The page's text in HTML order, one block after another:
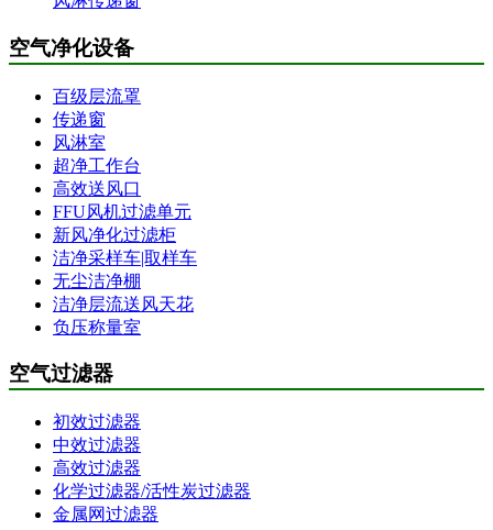
空气净化设备
百级层流罩
传递窗
风淋室
超净工作台
高效送风口
FFU风机过滤单元
新风净化过滤柜
洁净采样车|取样车
无尘洁净棚
洁净层流送风天花
负压称量室
空气过滤器
初效过滤器
中效过滤器
高效过滤器
化学过滤器/活性炭过滤器
金属网过滤器